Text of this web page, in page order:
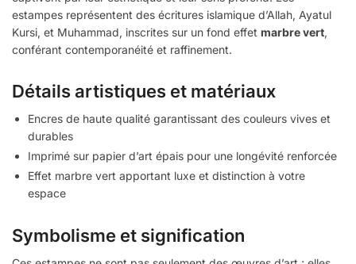
estampes représentent des écritures islamique d’Allah, Ayatul
Kursi, et Muhammad, inscrites sur un fond effet marbre vert,
conférant contemporanéité et raffinement.
Détails artistiques et matériaux
Encres de haute qualité garantissant des couleurs vives et
durables
Imprimé sur papier d’art épais pour une longévité renforcée
Effet marbre vert apportant luxe et distinction à votre
espace
Symbolisme et signification